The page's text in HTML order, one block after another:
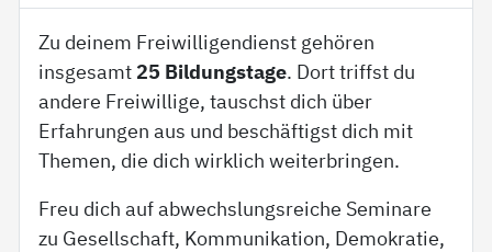
Zu deinem Freiwilligendienst gehören
insgesamt 25 Bildungstage. Dort triffst du
andere Freiwillige, tauschst dich über
Erfahrungen aus und beschäftigst dich mit
Themen, die dich wirklich weiterbringen.
Freu dich auf abwechslungsreiche Seminare
zu Gesellschaft, Kommunikation, Demokratie,